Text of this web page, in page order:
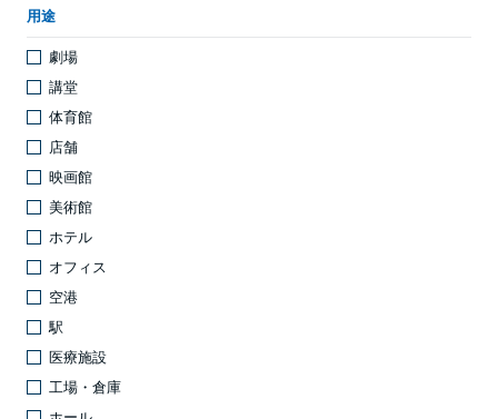
用途
劇場
講堂
体育館
店舗
映画館
美術館
ホテル
オフィス
空港
駅
医療施設
工場・倉庫